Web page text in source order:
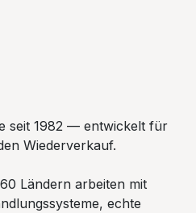
seit 1982 — entwickelt für
Wiederverkauf.
Ländern arbeiten mit
echte